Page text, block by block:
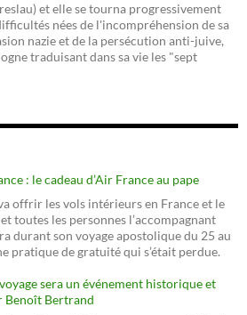
et elle se tourna progressivement
nées de l'incompréhension de sa
nazie et de la persécution anti-juive,
traduisant dans sa vie les "sept
: le cadeau d’Air France au pape
offrir les vols intérieurs en France et le
toutes les personnes l’accompagnant
durant son voyage apostolique du 25 au
pratique de gratuité qui s’était perdue.
sera un événement historique et
Benoît Bertrand